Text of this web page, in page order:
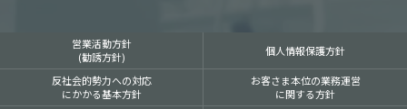
営業活動方針
(勧誘方針)
個人情報保護方針
反社会的勢力への対応
にかかる基本方針
お客さま本位の業務運営
に関する方針